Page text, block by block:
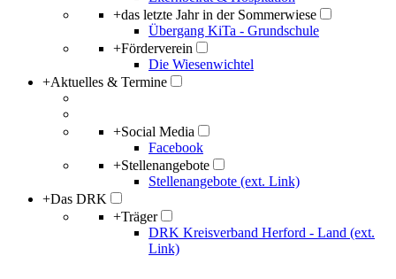
+das letzte Jahr in der Sommerwiese
Übergang KiTa - Grundschule
+Förderverein
Die Wiesenwichtel
+Aktuelles & Termine
+Social Media
Facebook
+Stellenangebote
Stellenangebote (ext. Link)
+Das DRK
+Träger
DRK Kreisverband Herford - Land (ext.
Link)